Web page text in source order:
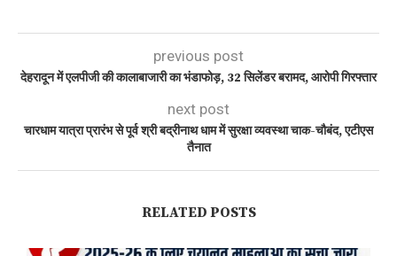
previous post
देहरादून में एलपीजी की कालाबाजारी का भंडाफोड़, 32 सिलेंडर बरामद, आरोपी गिरफ्तार
next post
चारधाम यात्रा प्रारंभ से पूर्व श्री बद्रीनाथ धाम में सुरक्षा व्यवस्था चाक-चौबंद, एटीएस
तैनात
RELATED POSTS